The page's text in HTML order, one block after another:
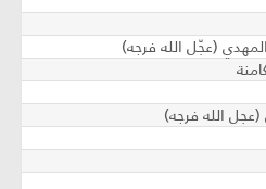
(عجّل الله فرجه)
(عجل الله فرجه)